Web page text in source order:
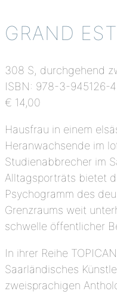
GRAND
308 S, durchgehend
ISBN: 978-3-945126-
€ 14,00
Hausfrau in einem
Heranwachsende im
Studienabbrecher im
Alltagsporträts bietet
Psychogramm des
Grenzraums weit
schwelle öffentlicher
In ihrer Reihe
Saarländisches
zweisprachigen